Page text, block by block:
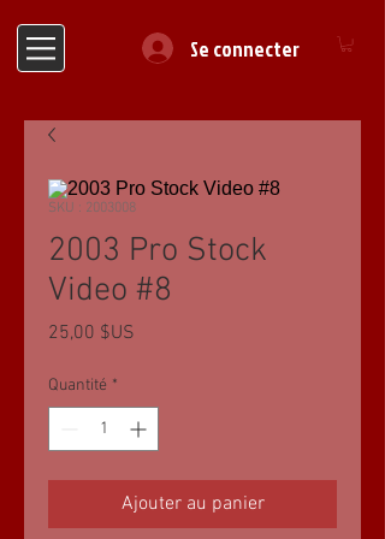
Se connecter
SKU : 2003008
2003 Pro Stock
Video #8
25,00 $US
Quantité *
Ajouter au panier